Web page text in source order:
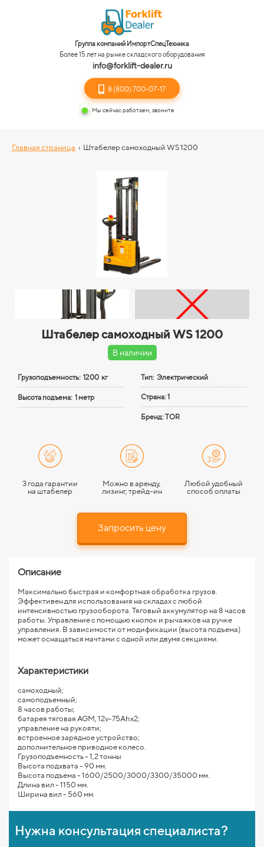
Группа компаний ИмпортСпецТехника
Более 15 лет на рынке складского оборудования
info@forklift-dealer.ru
8 (800) 700-07-17
Мы сейчас работаем, звоните
Главная страница › Штабелер самоходный WS 1200
Штабелер самоходный WS 1200
В наличии
Грузоподъемность: 1200 кг
Высота подъема: 1 метр
Тип: Электрический
Страна: 1
Бренд: TOR
3 года гарантии
на штабелер
Можно в аренду,
лизинг, трейд-ин
Любой удобный
способ оплаты
Запросить цену
Описание
Максимально быстрая и комфортная обработка грузов.
Эффективен для использования на складах с любой
интенсивностью грузооборота. Тяговый аккумулятор на 8 часов
работы. Управление с помощью кнопок и рычажков на ручке
управления. В зависимости от модификации (высота подъема)
может оснащаться мачтами с одной или двумя секциями.
Характеристики
самоходный;
самоподъемный;
8 часов работы;
батарея тяговая AGM, 12v-75Ahx2;
управление на рукояти;
встроенное зарядное устройство;
дополнительное приводное колесо.
Грузоподъемность - 1,2 тонны
Высота подхвата - 90 мм.
Высота подъема - 1600/2500/3000/3300/35000 мм.
Длина вил - 1150 мм.
Ширина вил - 560 мм.
Нужна консультация специалиста?